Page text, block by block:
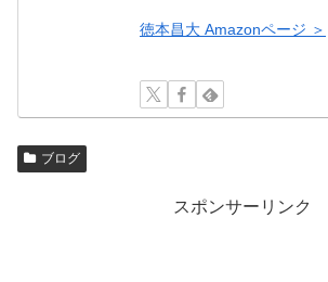
徳本昌大 Amazonページ ＞
ブログ
スポンサーリンク